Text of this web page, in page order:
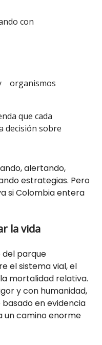
con
organismos
que cada
decisión sobre
alertando,
estrategias. Pero
si Colombia entera
la vida
del parque
el sistema vial, el
mortalidad relativa.
y con humanidad,
en evidencia
un camino enorme